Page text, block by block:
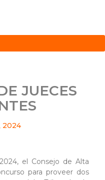
JUECES
2024
el Consejo de Alta
para proveer dos